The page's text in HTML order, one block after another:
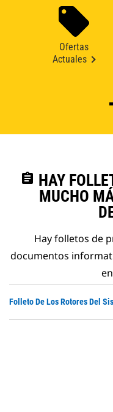
Ofertas
Actuales
assignment HAY
MUCHO
Hay folletos de
documentos
Folleto De Los Rotores Del